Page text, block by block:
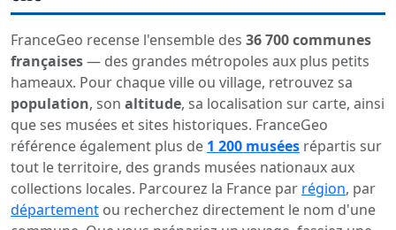
FranceGeo recense l'ensemble des 36 700 communes
françaises— des grandes métropoles aux plus petits
hameaux. Pour chaque ville ou village, retrouvez sa
population, son altitude, sa localisation sur carte, ainsi
que ses musées et sites historiques. FranceGeo
référence également plus de 1 200 musées répartis sur
tout le territoire, des grands musées nationaux aux
collections locales. Parcourez la France par région, par
département ou recherchez directement le nom d'une